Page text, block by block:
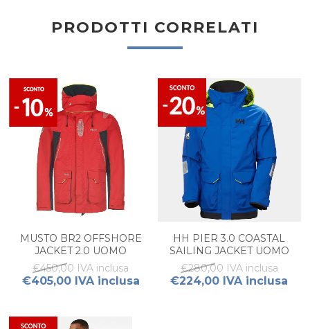
PRODOTTI CORRELATI
MUSTO BR2 OFFSHORE
JACKET 2.0 UOMO
€450,00 IVA inclusa
€405,00 IVA inclusa
HH PIER 3.0 COASTAL
SAILING JACKET UOMO
€280,00 IVA inclusa
€224,00 IVA inclusa